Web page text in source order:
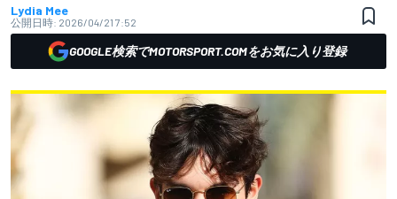
Lydia Mee
公開日時: 2026/04/21 7:52
GOOGLE検索でMOTORSPORT.COMをお気に入り登録